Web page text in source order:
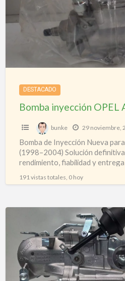
G
BERLINA
0.04
DESTACADO
bunke 29 noviembre,
Bomba de Inyección Nueva
(1998–2004) Solución
rendimiento, fiabilidad y
191 vistas totales, 0 hoy
EGR
Ford
Volvo